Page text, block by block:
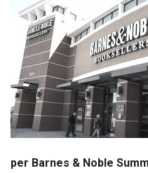
per Barnes & Noble